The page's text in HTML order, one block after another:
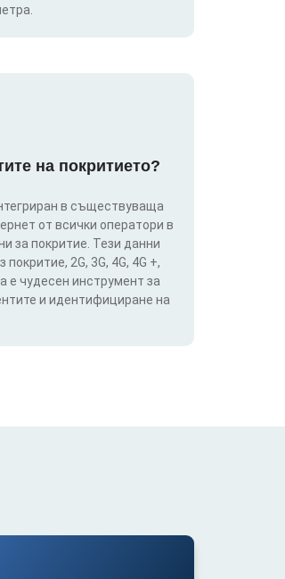
на покритието?
в съществуваща
от всички оператори в
за покритие. Тези данни
2G, 3G, 4G, 4G +,
е чудесен инструмент за
и идентифициране на